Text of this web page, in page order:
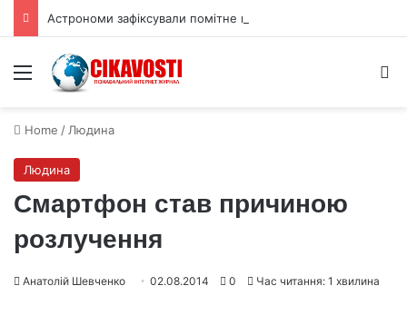
Menu
Home / Людина
Людина
Смартфон став причиною
розлучення
Анатолій Шевченко 02.08.2014 0 Час читання: 1 хвилина